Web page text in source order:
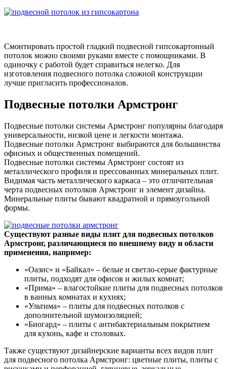
Смонтировать простой гладкий подвесной гипсокартонный
потолок можно своими руками вместе с помощниками. В
одиночку с работой будет справиться нелегко. Для
изготовления подвесного потолка сложной конструкции
лучше пригласить профессионалов.
Подвесные потолки Армстронг
Подвесные потолки системы Армстронг популярны благодаря
универсальности, низкой цене и легкости монтажа.
Подвесные потолки Армстронг выбираются для большинства
офисных и общественных помещений.
Подвесные потолки системы Армстронг состоят из
металлического профиля и прессованных минеральных плит.
Видимая часть металлического каркаса – это отличительная
черта подвесных потолков Армстронг и элемент дизайна.
Минеральные плиты бывают квадратной и прямоугольной
формы.
Существуют разные виды плит для подвесных потолков
Армстронг, различающиеся по внешнему виду и области
применения, например:
«Оазис» и «Байкал» – белые и светло-серые фактурные
плиты, подходят для офисов и жилых комнат;
«Прима» – влагостойкие плиты для подвесных потолков
в ванных комнатах и кухнях;
«Ультима» – плиты для подвесных потолков с
дополнительной шумоизоляцией;
«Биогард» – плиты с антибактериальным покрытием
для кухонь, кафе и столовых.
Также существуют дизайнерские варианты всех видов плит
для подвесного потолка Армстронг: цветные плиты, плиты с